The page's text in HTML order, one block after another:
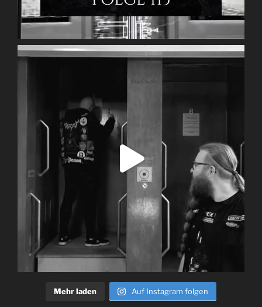
Mehr laden Auf Instagram folgen